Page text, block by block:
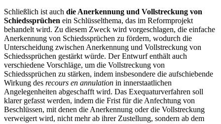
Schließlich ist auch die Anerkennung und Vollstreckung von
Schiedssprüchen ein Schlüsselthema, das im Reformprojekt
behandelt wird. Zu diesem Zweck wird vorgeschlagen, die einfache
Anerkennung von Schiedssprüchen zu fördern, wodurch die
Unterscheidung zwischen Anerkennung und Vollstreckung von
Schiedssprüchen gestärkt würde. Der Entwurf enthält auch
verschiedene Vorschläge, um die Vollstreckung von
Schiedssprüchen zu stärken, indem insbesondere die aufschiebende
Wirkung des recours en annulation in innerstaatlichen
Angelegenheiten abgeschafft wird. Das Exequaturverfahren soll
klarer gefasst werden, indem die Frist für die Anfechtung von
Beschlüssen, mit denen die Anerkennung oder die Vollstreckung
verweigert wird, nicht mehr ab ihrer Zustellung, sondern ab dem